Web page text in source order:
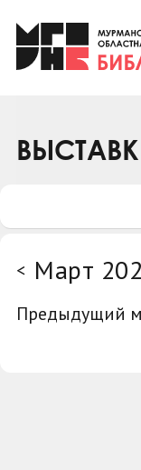
Клуб
Клуб
< Март
Предыдущий